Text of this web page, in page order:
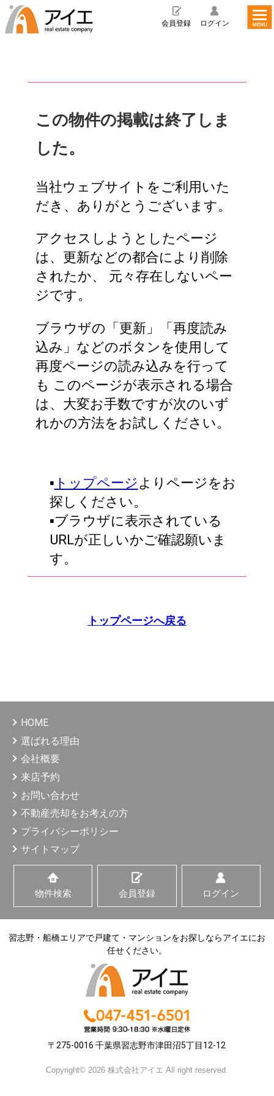
MENU
会員登録 ログイン
この物件の掲載は終了しま
した。
当社ウェブサイトをご利用いた
だき、ありがとうございます。
アクセスしようとしたページ
は、更新などの都合により削除
されたか、
元々存在しないペー
ジです。
ブラウザの「更新」「再度読み
込み」などのボタンを使用して
再度ページの読み込みを行って
も このページが表示される場合
は、大変お手数ですが次のいず
れかの方法をお試しください。
▪️ トップページよりページをお
探しください。
▪️ブラウザに表示されている
URLが正しいかご確認願いま
す。
トップページへ戻る
HOME
選ばれる理由
会社概要
来店予約
お問い合わせ
不動産売却をお考えの方
プライバシーポリシー
サイトマップ
物件検索 会員登録 ログイン
習志野・船橋エリアで戸建て・マンションをお探しならアイエにお
任せください。
〒275-0016 千葉県習志野市津田沼5丁目12-12
Copyright© 2026 株式会社アイエ All right reserved.